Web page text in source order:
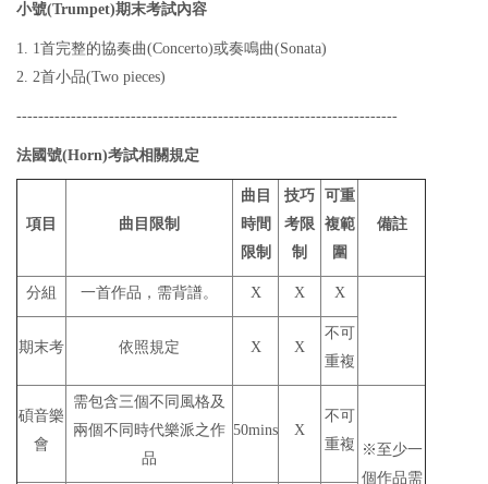
小號(Trumpet)期末考試內容
1. 1首完整的協奏曲(Concerto)或奏鳴曲(Sonata)
2. 2首小品(Two pieces)
----------------------------------------------------------------------
法國號(Horn)考試相關規定
項目 曲目限制
曲目
時間
限制
技巧
考限
制
可重
複範
圍
備註
分組 一首作品，需背譜。 X X X
期末考 依照規定 X X
不可
重複
碩音樂
會
需包含三個不同風格及
兩個不同時代樂派之作
品
50mins X
不可
重複 ※至少一
個作品需